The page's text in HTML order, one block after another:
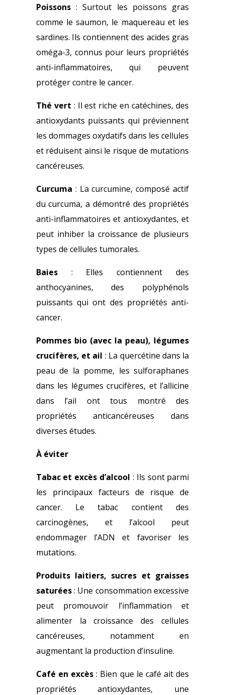
Poissons: Surtout les poissons gras
comme le saumon, le maquereau et les
sardines. Ils contiennent des acides gras
oméga-3, connus pour leurs propriétés
anti-inflammatoires, qui peuvent
protéger contre le cancer.
Thé vert : Il est riche en catéchines, des
antioxydants puissants qui préviennent
les dommages oxydatifs dans les cellules
et réduisent ainsi le risque de mutations
cancéreuses.
Curcuma : La curcumine, composé actif
du curcuma, a démontré des propriétés
anti-inflammatoires et antioxydantes, et
peut inhiber la croissance de plusieurs
types de cellules tumorales.
Baies: Elles contiennent des
anthocyanines, des polyphénols
puissants qui ont des propriétés anti-
cancer.
Pommes bio (avec la peau), légumes
crucifères, et ail : La quercétine dans la
peau de la pomme, les sulforaphanes
dans les légumes crucifères, et l’allicine
dans l’ail ont tous montré des
propriétés anticancéreuses dans
diverses études.
À éviter
Tabac et excès d’alcool : Ils sont parmi
les principaux facteurs de risque de
cancer. Le tabac contient des
carcinogènes, et l’alcool peut
endommager l’ADN et favoriser les
mutations.
Produits laitiers, sucres et graisses
saturées: Une consommation excessive
peut promouvoir l’inflammation et
alimenter la croissance des cellules
cancéreuses, notamment en
augmentant la production d’insuline.
Café en excès : Bien que le café ait des
propriétés antioxydantes, une